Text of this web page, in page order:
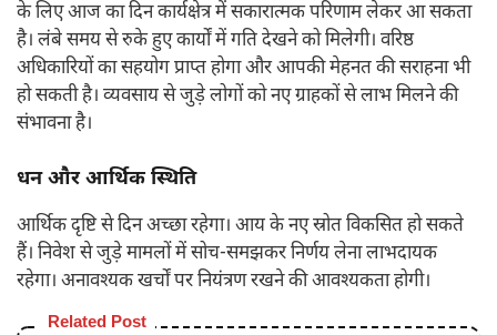
के लिए आज का दिन कार्यक्षेत्र में सकारात्मक परिणाम लेकर आ सकता
है। लंबे समय से रुके हुए कार्यों में गति देखने को मिलेगी। वरिष्ठ
अधिकारियों का सहयोग प्राप्त होगा और आपकी मेहनत की सराहना भी
हो सकती है। व्यवसाय से जुड़े लोगों को नए ग्राहकों से लाभ मिलने की
संभावना है।
धन और आर्थिक स्थिति
आर्थिक दृष्टि से दिन अच्छा रहेगा। आय के नए स्रोत विकसित हो सकते
हैं। निवेश से जुड़े मामलों में सोच-समझकर निर्णय लेना लाभदायक
रहेगा। अनावश्यक खर्चों पर नियंत्रण रखने की आवश्यकता होगी।
Related Post